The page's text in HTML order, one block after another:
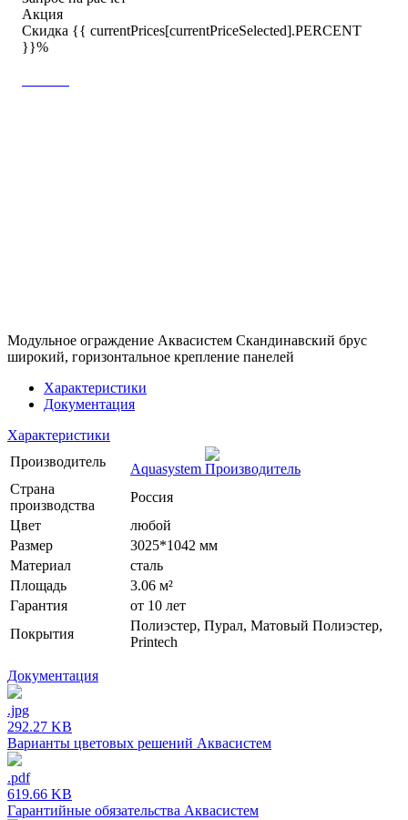
Акция
Скидка {{ currentPrices[currentPriceSelected].PERCENT
}}%
Модульное ограждение Аквасистем Скандинавский брус
широкий, горизонтальное крепление панелей
Характеристики
Документация
Характеристики
Производитель
Aquasystem
Страна
производства
Россия
Цвет
любой
Размер
3025*1042 мм
Материал
сталь
Площадь
3.06 м²
Гарантия
от 10 лет
Покрытия
Полиэстер, Пурал, Матовый Полиэстер,
Printech
Документация
.jpg
292.27 KB
Варианты цветовых решений Аквасистем
.pdf
619.66 KB
Гарантийные обязательства Аквасистем